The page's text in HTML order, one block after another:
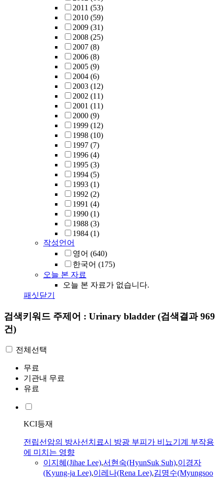
2011 (53)
2010 (59)
2009 (31)
2008 (25)
2007 (8)
2006 (8)
2005 (9)
2004 (6)
2003 (12)
2002 (11)
2001 (11)
2000 (9)
1999 (12)
1998 (10)
1997 (7)
1996 (4)
1995 (3)
1994 (5)
1993 (1)
1992 (2)
1991 (4)
1990 (1)
1988 (3)
1984 (1)
작성언어
영어 (640)
한국어 (175)
오늘 본 자료
오늘 본 자료가 없습니다.
패싯닫기
검색키워드 주제어 : Urinary bladder (검색결과 969
건)
전체선택
무료
기관내 무료
유료
KCI등재
전립선암의 방사선치료시 방광 부피가 비뇨기계 부작용
에 미치는 영향
이지혜(Jihae Lee),서현숙(HyunSuk Suh),이경자
(Kyung-ja Lee),이레나(Rena Lee),김명수(Myungsoo